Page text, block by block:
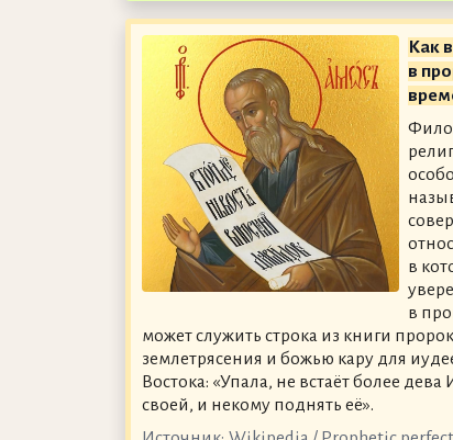
Как
в
в
в
может служить строка из книги
землетрясения и божью кару для
Востока: «Упала, не встаёт более
своей, и некому поднять её».